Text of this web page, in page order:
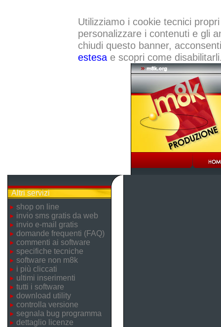
Utilizziamo i cookie tecnici
personalizzare i contenuti e gli
chiudi questo banner,
estesae scopri come
Altri servizi
shop on line
invio sms gratis da web
invio e-mail gratis
domande frequenti (FAQ)
commenti ai software
specifiche tecniche
software non m8k
i più cliccati
ultimi inserimenti
tutti i software
download utility
controlla versione
segnala bug programma
dettaglio licenze